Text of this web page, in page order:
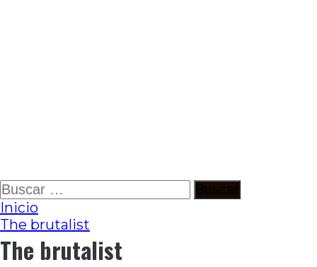
Ir
al
contenido
Buscar:
Inicio
The brutalist
The brutalist